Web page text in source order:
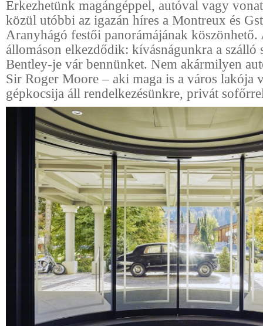
Érkezhetünk magángéppel, autóval vagy
közül utóbbi az igazán híres a Montreux és
Aranyhágó festői panorámájának köszönhető.
állomáson elkezdődik: kívásnágunkra a szálló
Bentley-je vár bennünket. Nem akármilyen
Sir Roger Moore – aki maga is a város lakója
gépkocsija áll rendelkezésünkre, privát